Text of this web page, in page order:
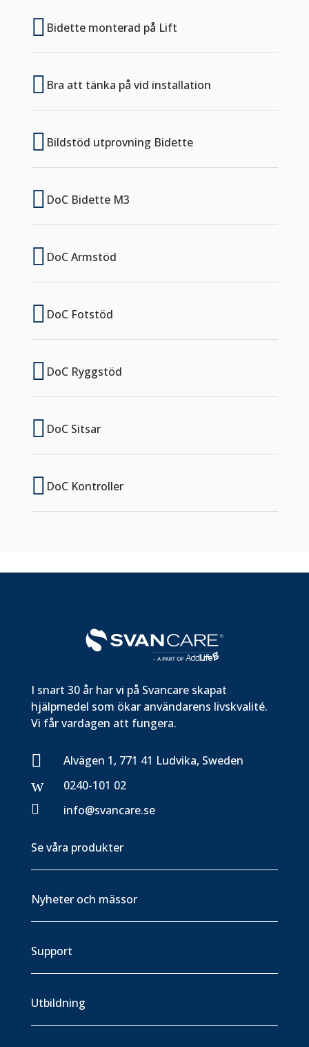
 Bidette monterad på Lift
 Bra att tänka på vid installation
 Bildstöd utprovning Bidette
 DoC Bidette M3
 DoC Armstöd
 DoC Fotstöd
 DoC Ryggstöd
 DoC Sitsar
 DoC Kontroller
I snart 30 år har vi på Svancare skapat
hjälpmedel som ökar användarens livskvalité.
Vi får vardagen att fungera.
 Alvägen 1, 771 41 Ludvika, Sweden
w
0240-101 02

info@svancare.se
Se våra produkter
Nyheter och mässor
Support
Utbildning